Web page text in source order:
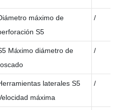
máximo de
S5
/
Máximo diámetro de
/
laterales S5
máxima
/